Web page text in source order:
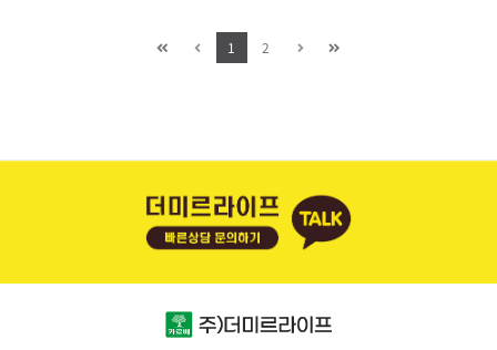
1 2